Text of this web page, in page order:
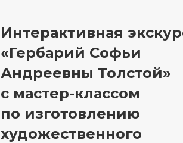
Интерактивная
«Гербарий Софьи
Андреевны Толстой»
с мастер-классом
по изготовлению
художественного